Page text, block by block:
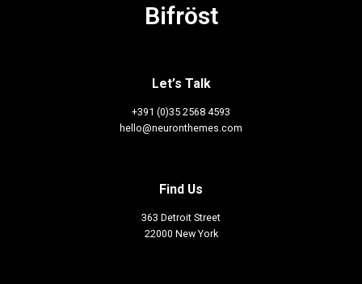
Bifröst
Let’s Talk
+391 (0)35 2568 4593
hello@neuronthemes.com
Find Us
363 Detroit Street
22000 New York